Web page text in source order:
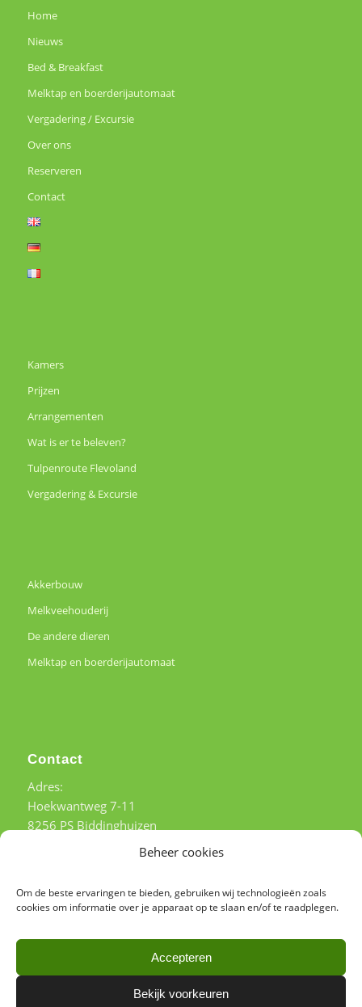
Beheer cookies
Om de beste ervaringen te bieden, gebruiken wij technologieën zoals
cookies om informatie over je apparaat op te slaan en/of te raadplegen.
Accepteren
Bekijk voorkeuren
Home
Nieuws
Bed & Breakfast
Melktap en boerderijautomaat
Vergadering / Excursie
Over ons
Reserveren
Contact
Kamers
Prijzen
Arrangementen
Wat is er te beleven?
Tulpenroute Flevoland
Vergadering & Excursie
Akkerbouw
Melkveehouderij
De andere dieren
Melktap en boerderijautomaat
Contact
Adres:
Hoekwantweg 7-11
8256 PS Biddinghuizen
+31 (0)6 – 51 54 57 21
©2026 Copyright - De Kandelaar, Biddinghuizen | Powered byVWA